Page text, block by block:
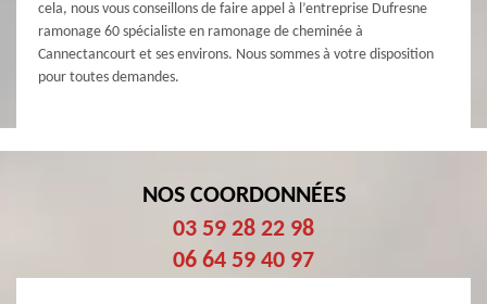
cela, nous vous conseillons de faire appel à l’entreprise Dufresne
ramonage 60 spécialiste en ramonage de cheminée à
Cannectancourt et ses environs. Nous sommes à votre disposition
pour toutes demandes.
NOS COORDONNÉES
03 59 28 22 98
06 64 59 40 97